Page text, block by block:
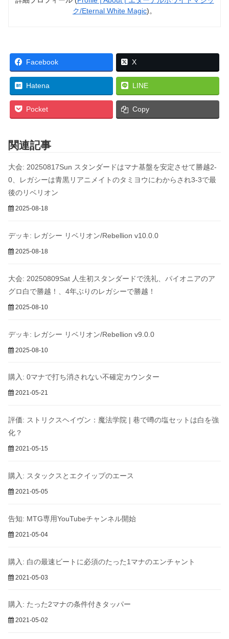
ク/Eternal White Magic)。
Facebook X
Hatena LINE
Pocket Copy
関連記事
大会: 20250817Sun スタンダードはマナ基盤を安定させて勝越2-
0、レガシーは青黒リアニメイトのタミヨウにわからされ3-3で最
後のリベリオン
2025-08-18
デッキ: レガシー リベリオン/Rebellion v10.0.0
2025-08-18
大会: 20250809Sat 人生初スタンダードで洗礼、パイオニアのア
グロ白で勝越！、4年ぶりのレガシーで勝越！
2025-08-10
デッキ: レガシー リベリオン/Rebellion v9.0.0
2025-08-10
購入: 0マナで打ち消されない不確定カウンター
2021-05-21
評価: ストリクスヘイヴン：魔法学院 | 巷で噂の塩セットは白を強
化？
2021-05-15
購入: スタックスとエクイップのエース
2021-05-05
告知: MTG専用YouTubeチャンネル開始
2021-05-04
購入: 白の最速ビートに必須のたった1マナのエンチャント
2021-05-03
購入: たった2マナの条件付きタッパー
2021-05-02